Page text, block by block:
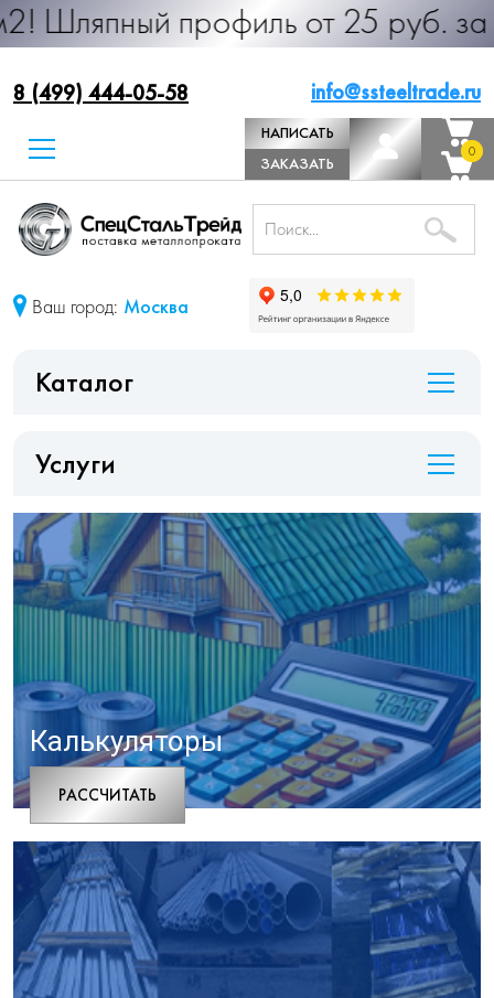
профиль от 25 руб. за м.п.
8 (499) 444-05-58 info@ssteeltrade.ru
НАПИСАТЬ
ДИРЕКТОРУ
ЗАКАЗАТЬ
ЗВОНОК
0
0
Ваш город: Москва
Каталог
Услуги
Калькуляторы
РАCСЧИТАТЬ